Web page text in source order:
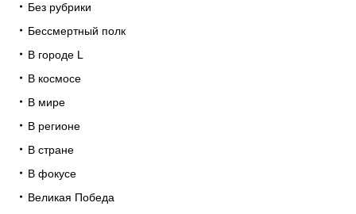
Без рубрики
Бессмертный полк
В городе L
В космосе
В мире
В регионе
В стране
В фокусе
Великая Победа